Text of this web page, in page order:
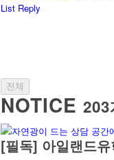
List Reply
전체
NOTICE 203
[필독] 아일랜드